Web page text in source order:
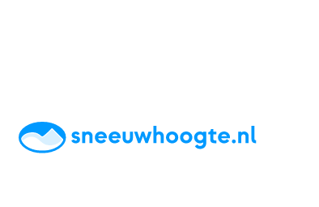
AccommodatiesTipsReviewsLive updatesApp